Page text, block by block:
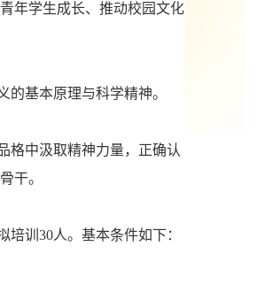
年学生成长、推动校园文化
的基本原理与科学精神。
格中汲取精神力量，正确认
干。
培训 30人。基本条件如下：